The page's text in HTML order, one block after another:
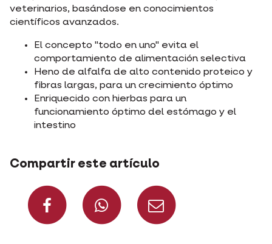
veterinarios, basándose en conocimientos
científicos avanzados.
El concepto "todo en uno" evita el
comportamiento de alimentación selectiva
Heno de alfalfa de alto contenido proteico y
fibras largas, para un crecimiento óptimo
Enriquecido con hierbas para un
funcionamiento óptimo del estómago y el
intestino
Compartir este artículo
Compartir en
Compartir en